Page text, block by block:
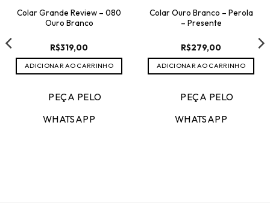
Colar Grande Review – 080
Ouro Branco
R$319,00
ADICIONAR AO CARRINHO
PEÇA PELO
WHATSAPP
Colar Ouro Branco – Perola
– Presente
R$279,00
ADICIONAR AO CARRINHO
PEÇA PELO
WHATSAPP